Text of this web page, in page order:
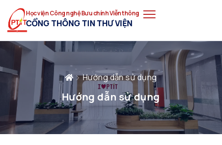
Học viện Công nghệ Bưu chính Viễn thông
CỔNG THÔNG TIN THƯ VIỆN
Hướng dẫn sử dụng
Hướng dẫn sử dụng